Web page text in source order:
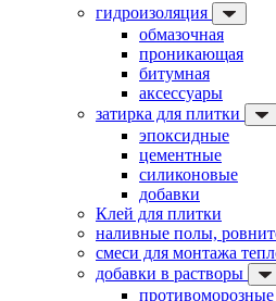
гидроизоляция
обмазочная
проникающая
битумная
аксессуары
затирка для плитки
эпоксидные
цементные
силиконовые
добавки
Клей для плитки
наливные полы,
смеси для монтажа
добавки в растворы
противоморозные